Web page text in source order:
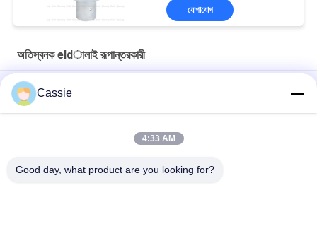
যোগাযোগ
অতিস্বনক eldালাই রূপান্তরকারী
ডুকানে স্টাইল সোনার সামনের মাসগুলি সহ কাস্টমাইজড ওএম অ্যালুমিনিয়াম এলোয় 20Khz
ট্রান্সডুসারCassie
4:33 AM
Good day, what product are you looking for?